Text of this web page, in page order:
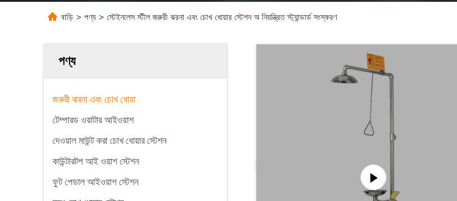
বাড়ি > পণ্য > স্টেইনলেস স্টীল জরুরী ঝরনা এবং চোখ ধোয়ার স্টেশন অ নিয়ন্ত্রিত স্ট্যান্ডার্ড সংস্করণ
পণ্য
জরুরী ঝরনা এবং চোখ ধোয়া
টেম্পারড ওয়াটার আইওয়াশ
দেওয়াল মাউন্ট করা চোখ ধোয়ার স্টেশন
কাউন্টারটপ আই ওয়াশ স্টেশন
ফুট পেডাল আইওয়াশ স্টেশন